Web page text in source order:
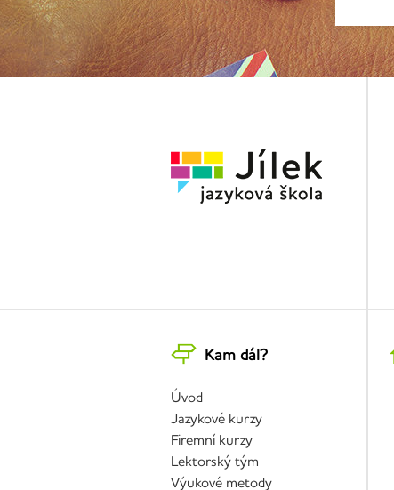
Kam dál?
Úvod
Jazykové kurzy
Firemní kurzy
Lektorský tým
Výukové metody